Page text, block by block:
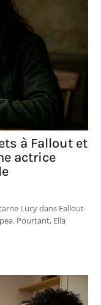
à Fallout et
actrice
Lucy dans Fallout
Pourtant, Ella